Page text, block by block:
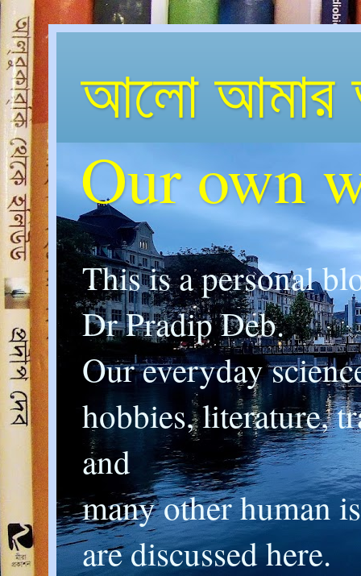
আলো আমার
Our own
This is a personal
Dr Pradip Deb.
Our everyday
hobbies, literature,
and
many other human
are discussed here.